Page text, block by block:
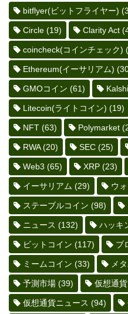
bitflyer(ビットフライヤー)
Circle (19) Clarity Act
coincheck(コインチェック)
Ethereum(イーサリアム)
GMOコイン (61) Kalshi
Litecoin(ライトコイン) (19)
NFT (63) Polymarket
RWA(20) SEC (25)
Web3 (65) XRP (23)
イーサリアム (29) ウ
ステーブルコイン (98)
ニュース (132) ハッキ
ビットコイン (117) ブ
ミームコイン (33) メ
予測市場 (39) 仮想通貨
仮想通貨ニュース (94)